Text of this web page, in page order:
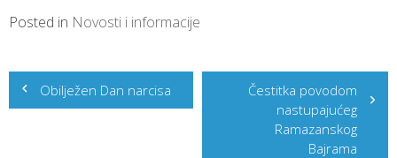
Posted in Novosti i informacije
Post
navigation
Obilježen Dan narcisa
Čestitka povodom
nastupajućeg
Ramazanskog
Bajrama